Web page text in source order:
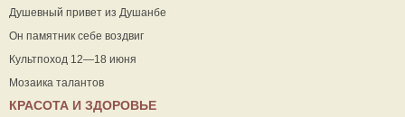
Душевный привет из Душанбе
Он памятник себе воздвиг
Культпоход 12—18 июня
Мозаика талантов
КРАСОТА И ЗДОРОВЬЕ